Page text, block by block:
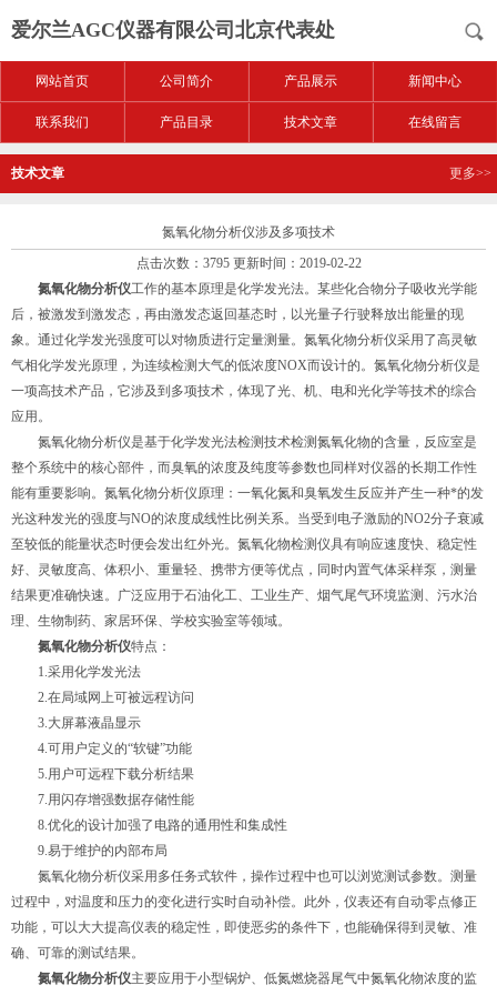
爱尔兰AGC仪器有限公司北京代表处
网站首页 公司简介 产品展示 新闻中心
联系我们 产品目录 技术文章 在线留言
技术文章 更多>>
氮氧化物分析仪涉及多项技术
点击次数：3795 更新时间：2019-02-22
氮氧化物分析仪工作的基本原理是化学发光法。某些化合物分子吸收光学能
后，被激发到激发态，再由激发态返回基态时，以光量子行驶释放出能量的现
象。通过化学发光强度可以对物质进行定量测量。氮氧化物分析仪采用了高灵敏
气相化学发光原理，为连续检测大气的低浓度NOX而设计的。氮氧化物分析仪是
一项高技术产品，它涉及到多项技术，体现了光、机、电和光化学等技术的综合
应用。
氮氧化物分析仪是基于化学发光法检测技术检测氮氧化物的含量，反应室是
整个系统中的核心部件，而臭氧的浓度及纯度等参数也同样对仪器的长期工作性
能有重要影响。氮氧化物分析仪原理：一氧化氮和臭氧发生反应并产生一种*的发
光这种发光的强度与NO的浓度成线性比例关系。当受到电子激励的NO2分子衰减
至较低的能量状态时便会发出红外光。氮氧化物检测仪具有响应速度快、稳定性
好、灵敏度高、体积小、重量轻、携带方便等优点，同时内置气体采样泵，测量
结果更准确快速。广泛应用于石油化工、工业生产、烟气尾气环境监测、污水治
理、生物制药、家居环保、学校实验室等领域。
氮氧化物分析仪特点：
1.采用化学发光法
2.在局域网上可被远程访问
3.大屏幕液晶显示
4.可用户定义的“软键”功能
5.用户可远程下载分析结果
7.用闪存增强数据存储性能
8.优化的设计加强了电路的通用性和集成性
9.易于维护的内部布局
氮氧化物分析仪采用多任务式软件，操作过程中也可以浏览测试参数。测量
过程中，对温度和压力的变化进行实时自动补偿。此外，仪表还有自动零点修正
功能，可以大大提高仪表的稳定性，即使恶劣的条件下，也能确保得到灵敏、准
确、可靠的测试结果。
氮氧化物分析仪主要应用于小型锅炉、低氮燃烧器尾气中氮氧化物浓度的监